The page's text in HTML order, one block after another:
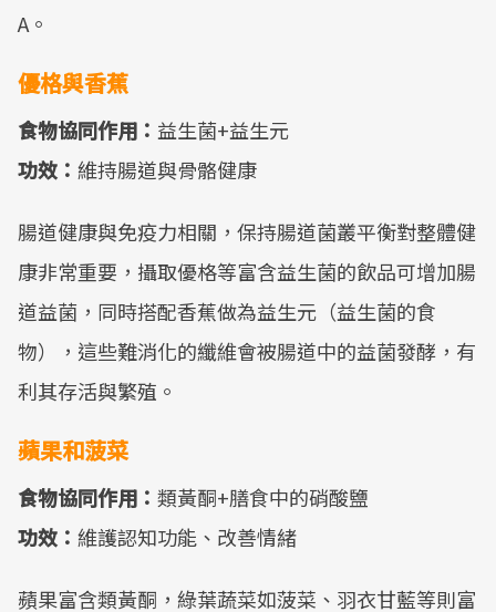
A。
優格與香蕉
食物協同作用： 益生菌+益生元
功效： 維持腸道與骨骼健康
腸道健康與免疫力相關，保持腸道菌叢平衡對整體健
康非常重要，攝取優格等富含益生菌的飲品可增加腸
道益菌，同時搭配香蕉做為益生元（益生菌的食
物），這些難消化的纖維會被腸道中的益菌發酵，有
利其存活與繁殖。
蘋果和菠菜
食物協同作用： 類黃酮+膳食中的硝酸鹽
功效： 維護認知功能、改善情緒
蘋果富含類黃酮，綠葉蔬菜如菠菜、羽衣甘藍等則富